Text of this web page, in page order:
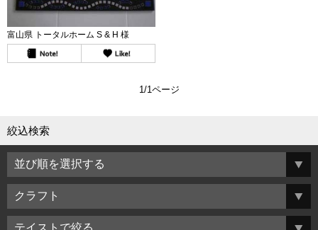
富山県 トータルホーム S & H 様
1/1ページ
絞込検索